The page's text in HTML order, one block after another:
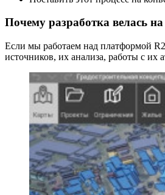
Почему разработка велась на
Если мы работаем над платформой
источников, их анализа, работы с их